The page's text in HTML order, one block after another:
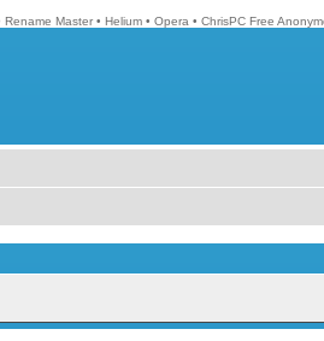
Rename Master • Helium • Opera • ChrisPC Free